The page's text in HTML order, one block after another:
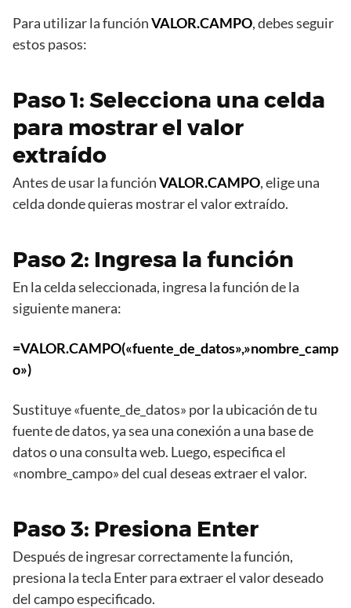
Para utilizar la funciónVALOR.CAMPO, debes seguir
estos pasos:
Paso 1: Selecciona una celda
para mostrar el valor
extraído
Antes de usar la funciónVALOR.CAMPO, elige una
celda donde quieras mostrar el valor extraído.
Paso 2: Ingresa la función
En la celda seleccionada, ingresa la función de la
siguiente manera:
=VALOR.CAMPO(«fuente_de_datos»,»nombre_camp
o»)
Sustituye «fuente_de_datos» por la ubicación de tu
fuente de datos, ya sea una conexión a una base de
datos o una consulta web. Luego, especifica el
«nombre_campo» del cual deseas extraer el valor.
Paso 3: Presiona Enter
Después de ingresar correctamente la función,
presiona la tecla Enter para extraer el valor deseado
del campo especificado.